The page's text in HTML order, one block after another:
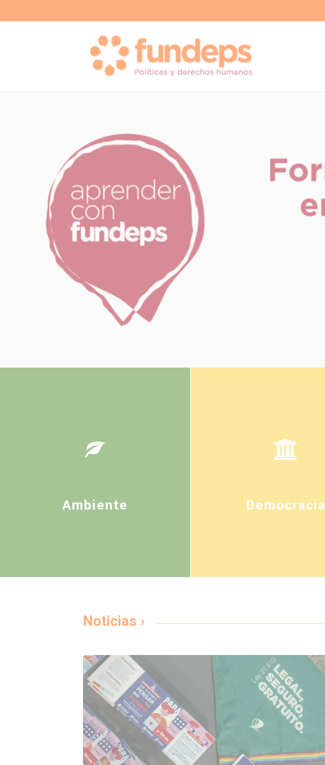
Ambiente Democracia
Noticias ›